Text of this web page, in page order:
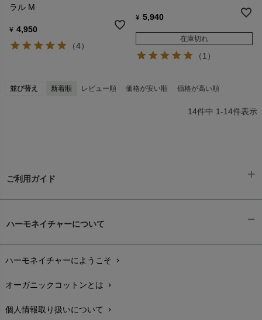
ラル M
¥ 4,950
（4）
¥ 5,940
在庫切れ
（1）
並び替え 新着順 レビュー順 価格が安い順 価格が高い順
14件中 1-14件表示
ご利用ガイド
配送と送料chevron_right
在庫状況と発送予定chevron_right
サイズ・寸法chevron_right
ハーモネイチャーについて
ハーモネイチャーにようこそ chevron_right
オーガニックコットンとは chevron_right
個人情報取り扱いについて chevron_right